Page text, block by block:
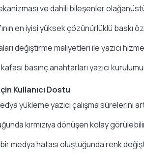
ve dahili bileşenler
en iyisi yüksek çözünürlüklü
değiştirme maliyetleri ile yazıcı
kafası basınç anahtarları yazıcı
Kullanıcı Dostu
yükleme yazıcı çalışma sürelerini
kırmızıya dönüşen kolay
bir medya hatası oluştuğunda renk